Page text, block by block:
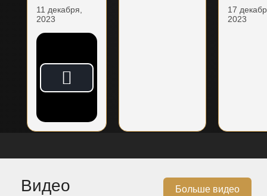
11 декабря,
2023
17
2023
Видео Больше видео